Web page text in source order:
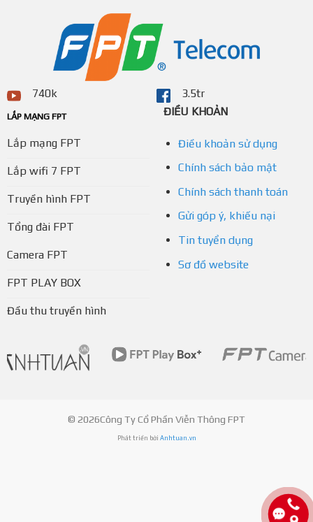
740k 3.5tr
LẮP MẠNG FPT
Lắp mạng FPT
Lắp wifi 7 FPT
Truyền hình FPT
Tổng đài FPT
Camera FPT
FPT PLAY BOX
Đầu thu truyền hình
ĐIỀU KHOẢN
Điều khoản sử dụng
Chính sách bảo mật
Chính sách thanh toán
Gửi góp ý, khiếu nại
Tin tuyển dụng
Sơ đồ website
© 2026Công Ty Cổ Phần Viễn Thông FPT
Phát triển bởi Anhtuan.vn